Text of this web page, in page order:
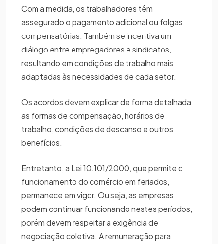
Com a medida, os trabalhadores têm
assegurado o pagamento adicional ou folgas
compensatórias. Também se incentiva um
diálogo entre empregadores e sindicatos,
resultando em condições de trabalho mais
adaptadas às necessidades de cada setor.
Os acordos devem explicar de forma detalhada
as formas de compensação, horários de
trabalho, condições de descanso e outros
benefícios.
Entretanto, a Lei 10.101/2000, que permite o
funcionamento do comércio em feriados,
permanece em vigor. Ou seja, as empresas
podem continuar funcionando nestes períodos,
porém devem respeitar a exigência de
negociação coletiva. A remuneração para